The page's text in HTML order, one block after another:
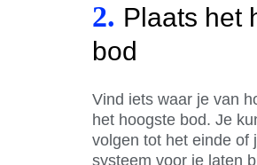
2. Plaats het
bod
Vind iets waar je van
het hoogste bod. Je
volgen tot het einde of
systeem voor je laten